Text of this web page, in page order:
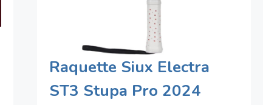
Raquette Siux Electra
ST3 Stupa Pro 2024